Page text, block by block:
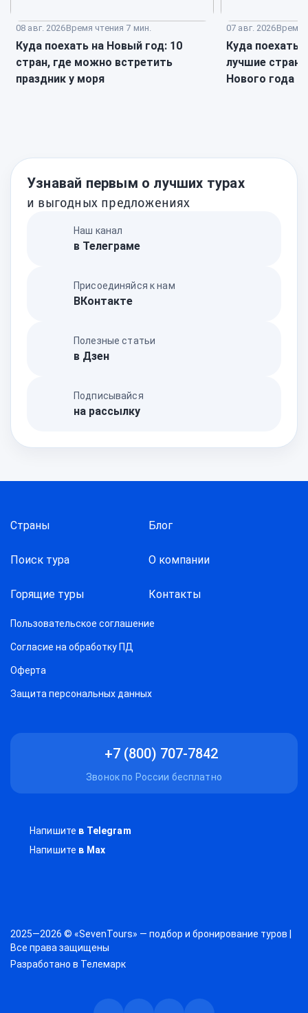
08 авг. 2026Время чтения 7 мин.
Куда поехать на Новый год: 10
стран, где можно встретить
праздник у моря
07 авг. 2026Время
Куда поехать
лучшие
Нового года
Узнавай первым о лучших турах
и выгодных предложениях
Наш канал
в Телеграме
Присоединяйся к нам
ВКонтакте
Полезные статьи
в Дзен
Подписывайся
на рассылку
Страны
Поиск тура
Горящие туры
Блог
О компании
Контакты
Пользовательское соглашение
Согласие на обработку ПД
Оферта
Защитa персональных данных
+7 (800) 707-7842
Звонок по России бесплатно
Напишите в Telegram
Напишите в Max
2025—2026 © «SevenTours» — подбор и бронирование туров |
Все права защищены
Разработано в Телемарк
ТелеграмMax Дзен ВКонтакте